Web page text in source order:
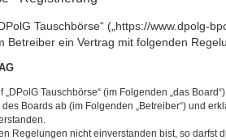
Tauschbörse“ („https://www.dpolg-
Betreiber ein Vertrag mit folgenden
„DPolG Tauschbörse“ (im Folgenden „das
Boards ab (im Folgenden „Betreiber“) und
Regelungen nicht einverstanden bist, so darfst